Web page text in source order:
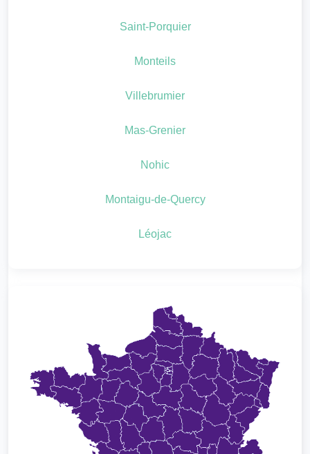
Saint-Porquier
Monteils
Villebrumier
Mas-Grenier
Nohic
Montaigu-de-Quercy
Léojac